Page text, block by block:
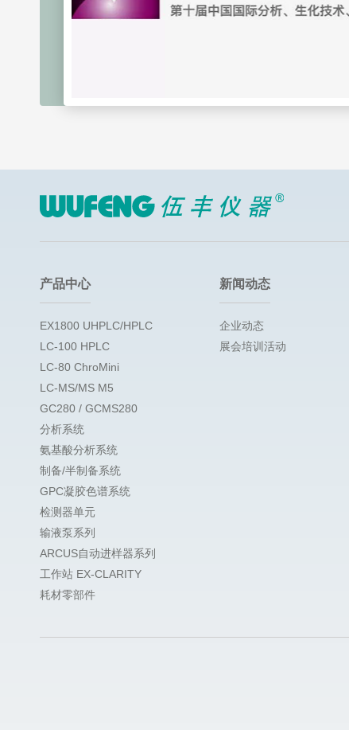
产品中心
EX1800 UHPLC/HPLC
LC-100 HPLC
LC-80 ChroMini
LC-MS/MS M5
GC280 / GCMS280
分析系统
氨基酸分析系统
制备/半制备系统
GPC凝胶色谱系统
检测器单元
输液泵系列
ARCUS自动进样器系列
工作站 EX-CLARITY
耗材零部件
新闻动态
企业动态
展会培训活动